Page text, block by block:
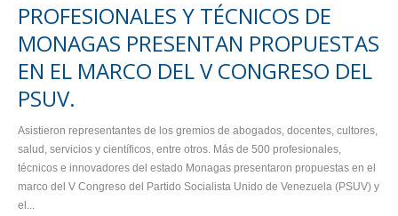
PROFESIONALES Y TÉCNICOS DE
MONAGAS PRESENTAN PROPUESTAS
EN EL MARCO DEL V CONGRESO DEL
PSUV.
Asistieron representantes de los gremios de abogados, docentes, cultores,
salud, servicios y científicos, entre otros. Más de 500 profesionales,
técnicos e innovadores del estado Monagas presentaron propuestas en el
marco del V Congreso del Partido Socialista Unido de Venezuela (PSUV) y
el...